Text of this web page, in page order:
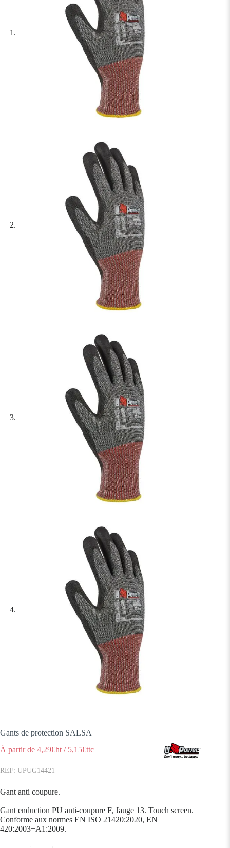
Gants de protection SALSA
À partir de 4,29€ht / 5,15€ttc
UPUG14421
Gant anti coupure.
Gant enduction PU anti-coupure F, Jauge 13. Touch screen.
Conforme aux normes EN ISO 21420:2020, EN
420:2003+A1:2009.